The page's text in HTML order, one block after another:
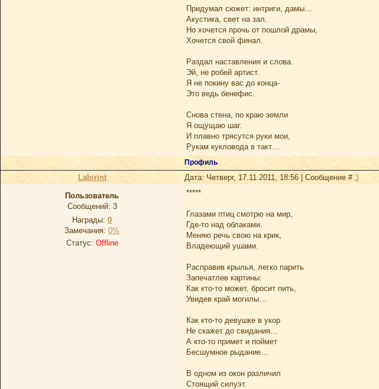
Придумал сюжет: интриги, дамы…
Акустика, свет на зал.
Но хочется прочь от пошлой драмы,
Хочется свой финал.
Раздал наставления и слова.
Эй, не робей артист.
Я не покину вас до конца-
Это ведь бенефис.
Снова стена, по краю земли
Я ощущаю шаг.
И плавно трясутся руки мои,
Рукам кукловода в такт…
Профиль
Labirint Дата: Четверг, 17.11.2011, 18:56 | Сообщение # 3
Пользователь
Сообщений: 3
Награды: 0
Замечания: 0%
Статус: Offline
*****
Глазами птиц смотрю на мир,
Где-то над облаками.
Меняю речь свою на крик,
Владеющий ушами.
Расправив крылья, легко парить
Запечатлев картины:
Как кто-то может, бросит пить,
Увидев край могилы…
Как кто-то девушке в укор
Не скажет до свидания…
А кто-то примет и поймет
Бесшумное рыдание…
В одном из окон различил
Стоящий силуэт.